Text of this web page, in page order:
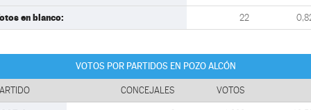
en blanco: 22
VOTOS POR PARTIDOS EN POZO ALCÓN
CONCEJALES VOTOS